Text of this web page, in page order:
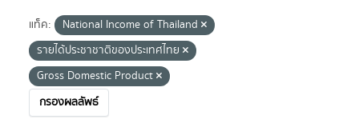
แท็ค:
National Income of Thailand
รายได้ประชาชาติของประเทศไทย
Gross Domestic Product
กรองผลลัพธ์